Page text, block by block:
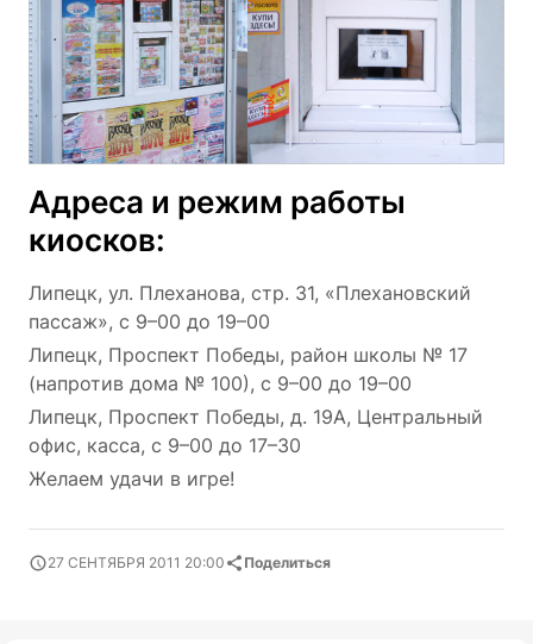
Адреса и режим работы
киосков:
Липецк, ул. Плеханова, стр. 31, «Плехановский
пассаж», с 9–00 до 19–00
Липецк, Проспект Победы, район школы № 17
(напротив дома № 100), с 9–00 до 19–00
Липецк, Проспект Победы, д. 19А, Центральный
офис, касса, с 9–00 до 17–30
Желаем удачи в игре!
27 СЕНТЯБРЯ 2011 20:00 Поделиться